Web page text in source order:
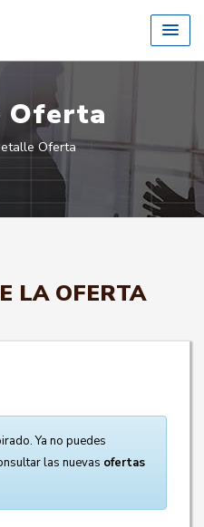
Oferta
Oferta
LA OFERTA
Ya no puedes
las nuevas ofertas